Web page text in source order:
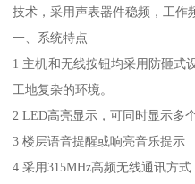
技术，采用声表器件稳频，工作
一、系统特点
1 主机和无线按钮均采用防砸式
工地复杂的环境。
2 LED高亮显示，可同时显示多
3 楼层语音提醒或响亮音乐提示
4 采用315MHz高频无线通讯方式